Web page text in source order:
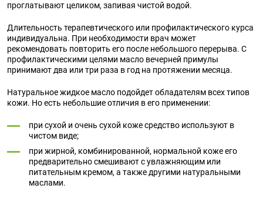
проглатывают целиком, запивая чистой водой.
Длительность терапевтического или профилактического курса
индивидуальна. При необходимости врач может
рекомендовать повторить его после небольшого перерыва. С
профилактическими целями масло вечерней примулы
принимают два или три раза в год на протяжении месяца.
Натуральное жидкое масло подойдет обладателям всех типов
кожи. Но есть небольшие отличия в его применении:
при сухой и очень сухой коже средство используют в
чистом виде;
при жирной, комбинированной, нормальной коже его
предварительно смешивают с увлажняющим или
питательным кремом, а также другими натуральными
маслами.